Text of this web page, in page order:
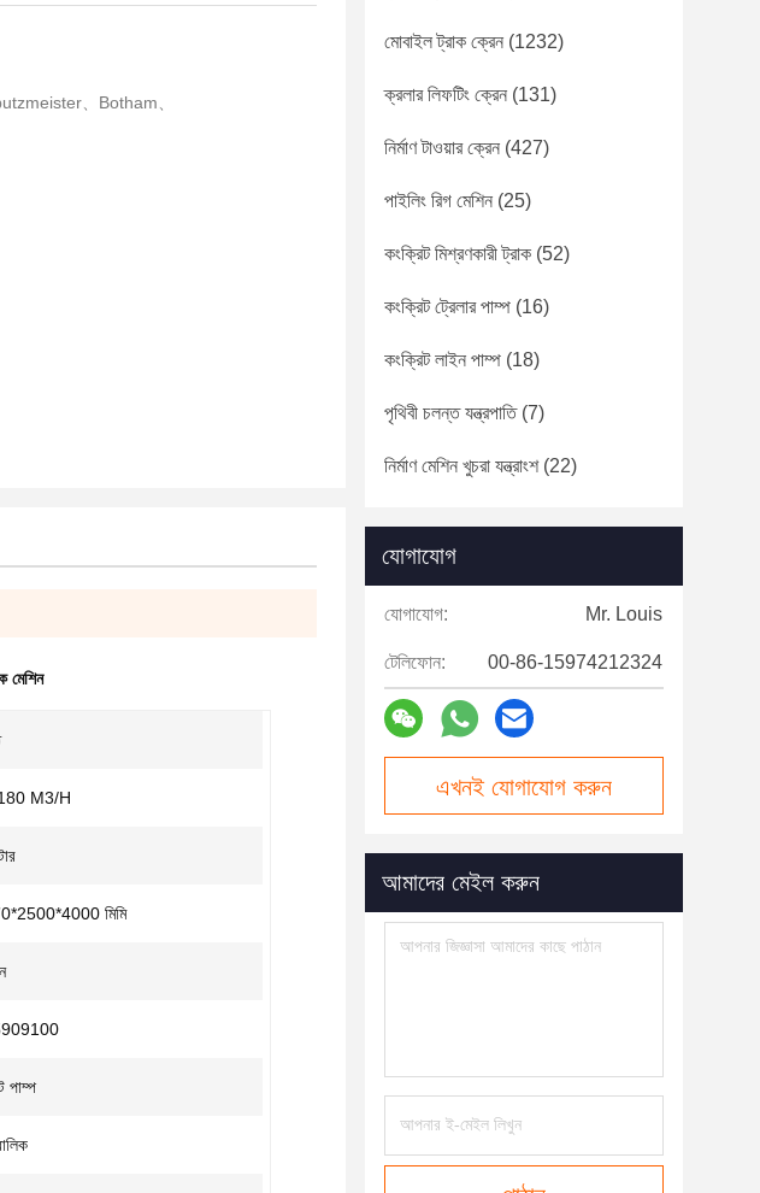
、Botham、
মেশিন
M3/H
মিমি
পাম্প
মোবাইল ট্রাক ক্রেন (1232)
ক্রলার লিফটিং ক্রেন (131)
নির্মাণ টাওয়ার ক্রেন (427)
পাইলিং রিগ মেশিন (25)
কংক্রিট মিশ্রণকারী ট্রাক (52)
কংক্রিট ট্রেলার পাম্প (16)
কংক্রিট লাইন পাম্প (18)
পৃথিবী চলন্ত যন্ত্রপাতি(7)
নির্মাণ মেশিন খুচরা যন্ত্রাংশ(22)
যোগাযোগ
যোগাযোগ: Mr. Louis
টেলিফোন: 00-86-15974212324
এখনই যোগাযোগ করুন
আমাদের মেইল করুন